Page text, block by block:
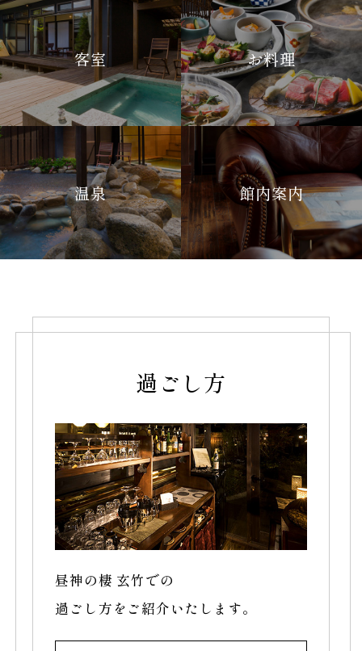
客室 お料理
温泉 館内案内
過ごし方
昼神の棲 玄竹での
過ごし方をご紹介いたします。